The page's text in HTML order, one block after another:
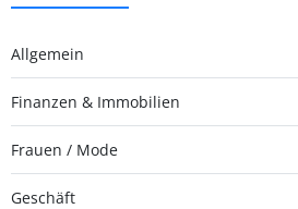
Allgemein
Finanzen & Immobilien
Frauen / Mode
Geschäft